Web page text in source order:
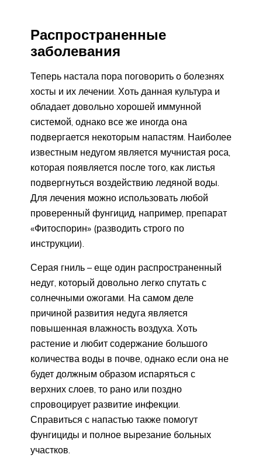
Распространенные
заболевания
Теперь настала пора поговорить о болезнях
хосты и их лечении. Хоть данная культура и
обладает довольно хорошей иммунной
системой, однако все же иногда она
подвергается некоторым напастям. Наиболее
известным недугом является мучнистая роса,
которая появляется после того, как листья
подвергнуться воздействию ледяной воды.
Для лечения можно использовать любой
проверенный фунгицид, например, препарат
«Фитоспорин» (разводить строго по
инструкции).
Серая гниль – еще один распространенный
недуг, который довольно легко спутать с
солнечными ожогами. На самом деле
причиной развития недуга является
повышенная влажность воздуха. Хоть
растение и любит содержание большого
количества воды в почве, однако если она не
будет должным образом испаряться с
верхних слоев, то рано или поздно
спровоцирует развитие инфекции.
Справиться с напастью также помогут
фунгициды и полное вырезание больных
участков.